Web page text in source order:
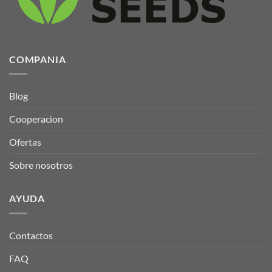
elegir
de
COMPANIA
Blog
Cooperacion
Ofertas
Sobre nosotros
AYUDA
Contactos
FAQ